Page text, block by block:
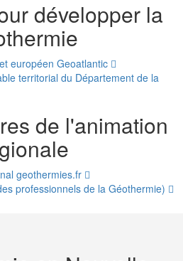
développer la
européen Geoatlantic
territorial du Département de la
de l'animation
geothermies.fr
professionnels de la Géothermie)